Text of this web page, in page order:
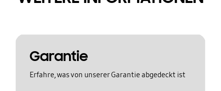
Garantie
Erfahre, was von unserer Garantie abgedeckt ist